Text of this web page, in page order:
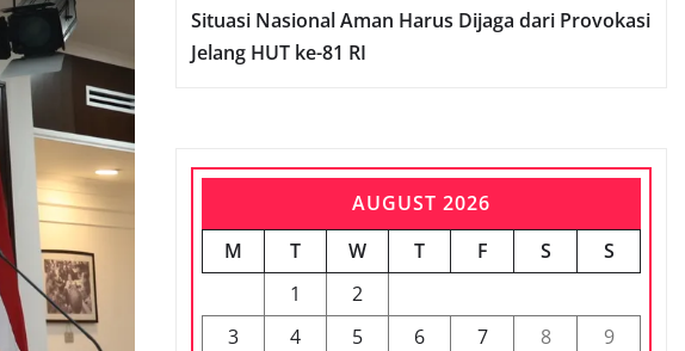
Situasi Nasional Aman Harus Dijaga dari Provokasi
Jelang HUT ke-81 RI
AUGUST 2026
M
T W T F S
S
1
2
3
4 5 6 7 8
9